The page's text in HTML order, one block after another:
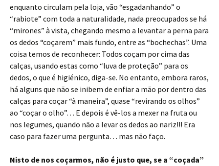
enquanto circulam pela loja, vão “esgadanhando” o
“rabiote” com toda a naturalidade, nada preocupados se há
“mirones” à vista, chegando mesmo a levantar a perna para
os dedos “coçarem” mais fundo, entre as “bochechas”. Uma
coisa temos de reconhecer: Todos coçam por cima das
calças, usando estas como “luva de proteção” para os
dedos, o que é higiénico, diga-se. No entanto, embora raros,
há alguns que não se inibem de enfiar a mão por dentro das
calças para coçar “à maneira”, quase “revirando os olhos”
ao “coçar o olho”… E depois é vê-los a mexer na fruta ou
nos legumes, quando não a levar os dedos ao nariz!!! Era
caso para fazer uma pergunta… mas não faço.
Nisto de nos coçarmos, não é justo que, se a “coçada”